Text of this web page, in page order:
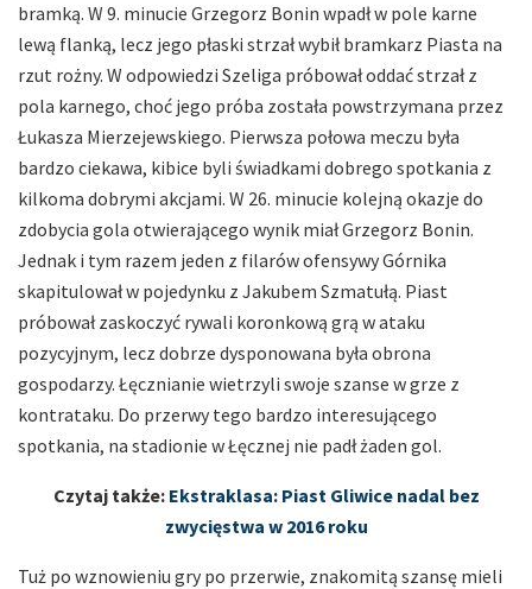
bramką. W 9. minucie Grzegorz Bonin wpadł w pole karne
lewą flanką, lecz jego płaski strzał wybił bramkarz Piasta na
rzut rożny. W odpowiedzi Szeliga próbował oddać strzał z
pola karnego, choć jego próba została powstrzymana przez
Łukasza Mierzejewskiego. Pierwsza połowa meczu była
bardzo ciekawa, kibice byli świadkami dobrego spotkania z
kilkoma dobrymi akcjami. W 26. minucie kolejną okazje do
zdobycia gola otwierającego wynik miał Grzegorz Bonin.
Jednak i tym razem jeden z filarów ofensywy Górnika
skapitulował w pojedynku z Jakubem Szmatułą. Piast
próbował zaskoczyć rywali koronkową grą w ataku
pozycyjnym, lecz dobrze dysponowana była obrona
gospodarzy. Łęcznianie wietrzyli swoje szanse w grze z
kontrataku. Do przerwy tego bardzo interesującego
spotkania, na stadionie w Łęcznej nie padł żaden gol.
Czytaj także: Ekstraklasa: Piast Gliwice nadal bez
zwycięstwa w 2016 roku
Tuż po wznowieniu gry po przerwie, znakomitą szansę mieli